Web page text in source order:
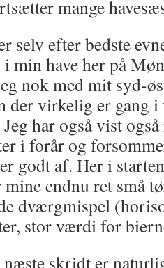
mange
selv efter bedste
min have her på
nok med mit syd-
der virkelig er gang
Jeg har også vist
i forår og
godt af. Her i
endnu ret små
dværgmispel
stor værdi for
skridt er